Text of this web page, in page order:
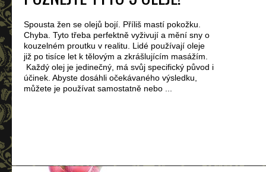
Spousta žen se olejů bojí. Příliš mastí pokožku.
Chyba. Tyto třeba perfektně vyživují a mění sny o
kouzelném proutku v realitu. Lidé používají oleje
již po tisíce let k tělovým a zkrášlujícím masážím.
Každý olej je jedinečný, má svůj specifický původ i
účinek. Abyste dosáhli očekávaného výsledku,
můžete je používat samostatně nebo ...